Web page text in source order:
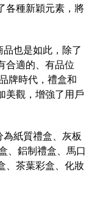
各種新穎元素，將
也是如此，除了
合適的、有品位
牌時代，禮盒和
美觀，增強了用戶
紙質禮盒、灰板
、鋁制禮盒、馬口
、茶葉彩盒、化妝